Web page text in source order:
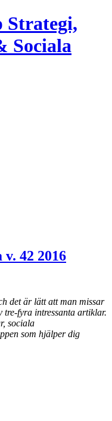
Strategi,
Sociala
42 2016
det är lätt att man missar
tre-fyra intressanta artiklar.
sociala
som hjälper dig